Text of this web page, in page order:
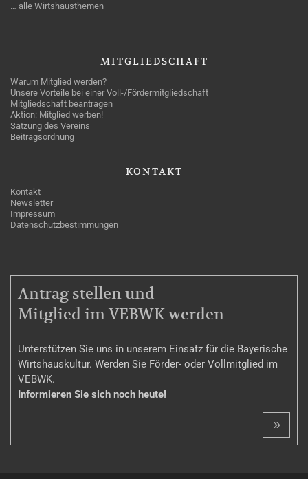
… alle Wirtshausthemen
MITGLIEDSCHAFT
Warum Mitglied werden?
Unsere Vorteile bei einer Voll-/Fördermitgliedschaft
Mitgliedschaft beantragen
Aktion: Mitglied werben!
Satzung des Vereins
Beitragsordnung
KONTAKT
Kontakt
Newsletter
Impressum
Datenschutzbestimmungen
MITGLIEDSCHAFT
Antrag stellen und
Mitglied im VEBWK werden
Unterstützen Sie uns in unserem Einsatz für die Bayerische
Wirtshauskultur. Werden Sie Förder- oder Vollmitglied im
VEBWK.
Informieren Sie sich noch heute!
»